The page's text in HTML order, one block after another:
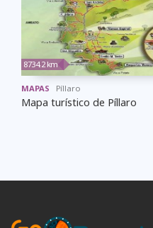
8734.2 km
MAPAS Píllaro
Mapa turístico de Píllaro